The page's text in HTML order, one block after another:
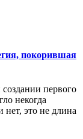
покорившая
первого
некогда
это не длина